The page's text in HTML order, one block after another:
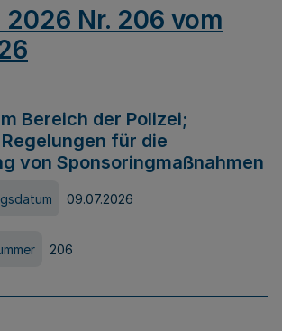
2026 Nr. 206 vom
Bereich der Polizei;
für die
von Sponsoringmaßnahmen
09.07.2026
206